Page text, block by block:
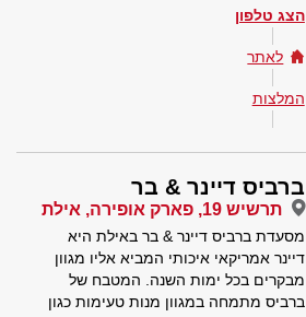
הצג טלפון
לאתר
המלצות
ברביס דיינר & בר
תרשיש 19, פארק אופירה, אילת
מסעדת ברביס דיינר & בר באילת היא
דיינר אמריקאי איכותי המביא אליו מגוון
מבקרים בכל ימות השנה. המטבח של
ברביס מתמחה במגוון מנות טעימות כגון